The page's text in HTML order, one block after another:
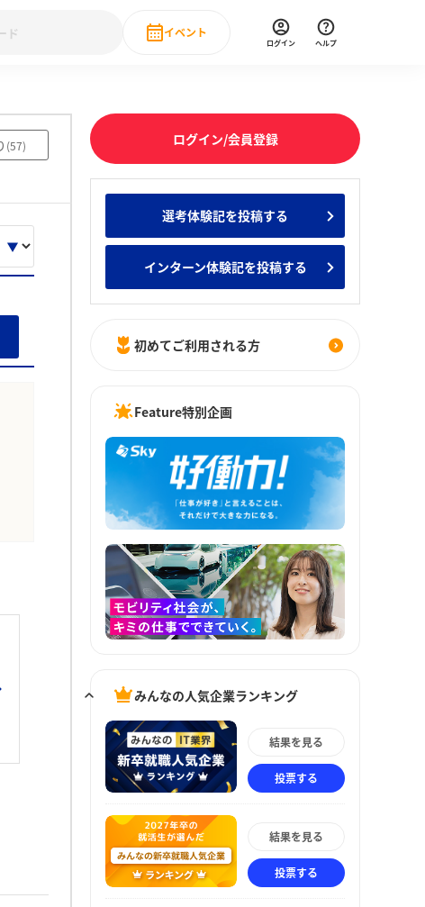
なの新卒就職人気企業ランキング みんなのインターン人気企業ランキ
卒 IT・DX現場社員インタビュー
イベント
直近のイベント一覧
ログイン ヘルプ
(57)
ログイン/会員登録
選考体験記を投稿する
インターン体験記を投稿する
初めてご利用される方
Feature特別企画
みんなの人気企業ランキング
結果を見る
投票する
結果を見る
投票する